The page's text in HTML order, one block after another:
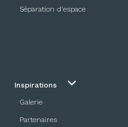
Séparation d’espace
Inspirations
Galerie
Partenaires